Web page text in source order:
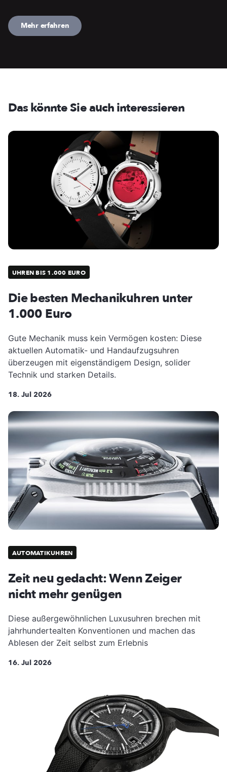
Mehr erfahren
Das könnte Sie auch interessieren
UHREN BIS 1.000 EURO
Die besten Mechanikuhren unter
1.000 Euro
Gute Mechanik muss kein Vermögen kosten: Diese
aktuellen Automatik- und Handaufzugsuhren
überzeugen mit eigenständigem Design, solider
Technik und starken Details.
18. Jul 2026
AUTOMATIKUHREN
Zeit neu gedacht: Wenn Zeiger
nicht mehr genügen
Diese außergewöhnlichen Luxusuhren brechen mit
jahrhundertealten Konventionen und machen das
Ablesen der Zeit selbst zum Erlebnis
16. Jul 2026